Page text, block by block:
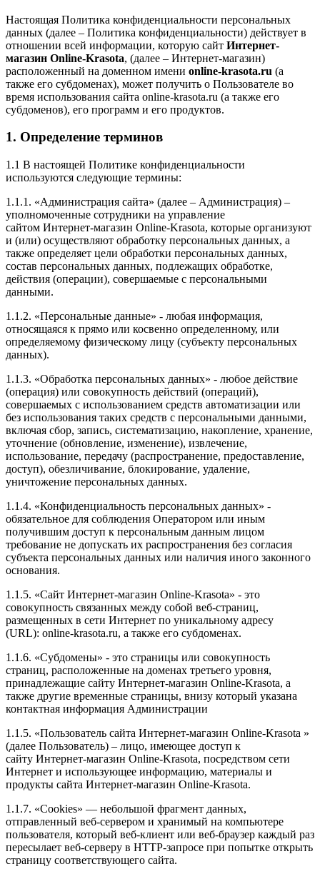
Настоящая Политика конфиденциальности персональных
данных (далее – Политика конфиденциальности) действует в
отношении всей информации, которую сайт Интернет-
магазин Online-Krasota, (далее – Интернет-магазин)
расположенный на доменном имени online-krasota.ru (а
также его субдоменах), может получить о Пользователе во
время использования сайта online-krasota.ru (а также его
субдоменов), его программ и его продуктов.
1. Определение терминов
1.1 В настоящей Политике конфиденциальности
используются следующие термины:
1.1.1. «Администрация сайта» (далее – Администрация) –
уполномоченные сотрудники на управление
сайтом Интернет-магазин Online-Krasota, которые организуют
и (или) осуществляют обработку персональных данных, а
также определяет цели обработки персональных данных,
состав персональных данных, подлежащих обработке,
действия (операции), совершаемые с персональными
данными.
1.1.2. «Персональные данные» - любая информация,
относящаяся к прямо или косвенно определенному, или
определяемому физическому лицу (субъекту персональных
данных).
1.1.3. «Обработка персональных данных» - любое действие
(операция) или совокупность действий (операций),
совершаемых с использованием средств автоматизации или
без использования таких средств с персональными данными,
включая сбор, запись, систематизацию, накопление, хранение,
уточнение (обновление, изменение), извлечение,
использование, передачу (распространение, предоставление,
доступ), обезличивание, блокирование, удаление,
уничтожение персональных данных.
1.1.4. «Конфиденциальность персональных данных» -
обязательное для соблюдения Оператором или иным
получившим доступ к персональным данным лицом
требование не допускать их распространения без согласия
субъекта персональных данных или наличия иного законного
основания.
1.1.5. «Сайт Интернет-магазин Online-Krasota» - это
совокупность связанных между собой веб-страниц,
размещенных в сети Интернет по уникальному адресу
(URL): online-krasota.ru, а также его субдоменах.
1.1.6. «Субдомены» - это страницы или совокупность
страниц, расположенные на доменах третьего уровня,
принадлежащие сайту Интернет-магазин Online-Krasota, а
также другие временные страницы, внизу который указана
контактная информация Администрации
1.1.5. «Пользователь сайта Интернет-магазин Online-Krasota »
(далее Пользователь) – лицо, имеющее доступ к
сайту Интернет-магазин Online-Krasota, посредством сети
Интернет и использующее информацию, материалы и
продукты сайта Интернет-магазин Online-Krasota.
1.1.7. «Cookies» — небольшой фрагмент данных,
отправленный веб-сервером и хранимый на компьютере
пользователя, который веб-клиент или веб-браузер каждый раз
пересылает веб-серверу в HTTP-запросе при попытке открыть
страницу соответствующего сайта.